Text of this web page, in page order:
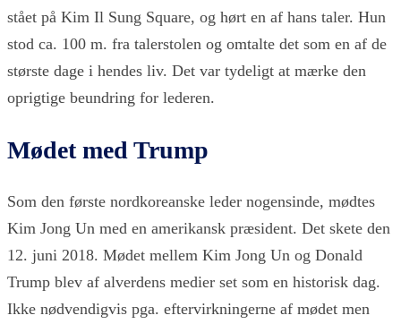
stået på Kim Il Sung Square, og hørt en af hans taler. Hun
stod ca. 100 m. fra talerstolen og omtalte det som en af de
største dage i hendes liv. Det var tydeligt at mærke den
oprigtige beundring for lederen.
Mødet med Trump
Som den første nordkoreanske leder nogensinde, mødtes
Kim Jong Un med en amerikansk præsident. Det skete den
12. juni 2018. Mødet mellem Kim Jong Un og Donald
Trump blev af alverdens medier set som en historisk dag.
Ikke nødvendigvis pga. eftervirkningerne af mødet men